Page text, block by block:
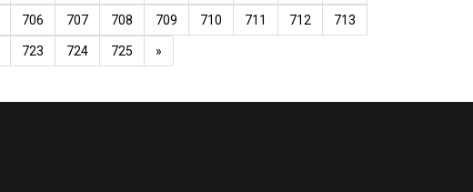
706 707 708 709 710 711 712 713
723 724 725 »